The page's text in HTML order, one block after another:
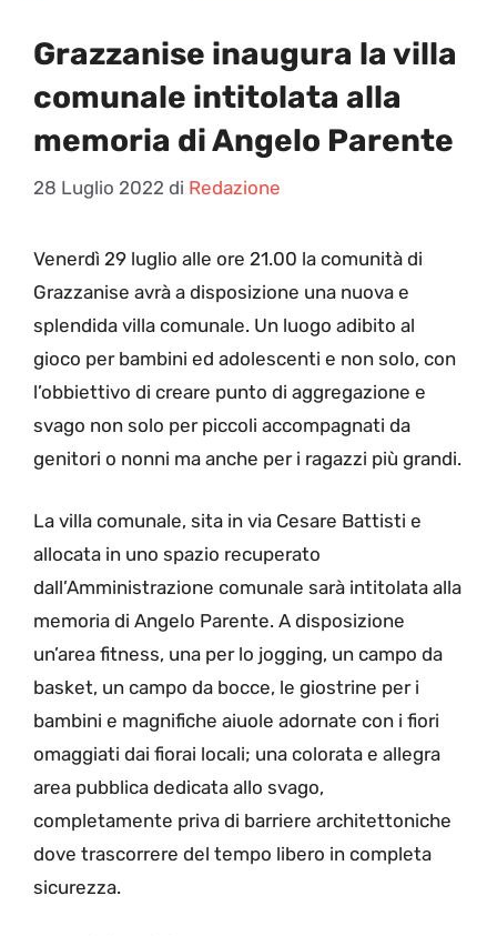
Grazzanise inaugura la villa
comunale intitolata alla
memoria di Angelo Parente
28 Luglio 2022 di Redazione
Venerdì 29 luglio alle ore 21.00 la comunità di
Grazzanise avrà a disposizione una nuova e
splendida villa comunale. Un luogo adibito al
gioco per bambini ed adolescenti e non solo, con
l’obbiettivo di creare punto di aggregazione e
svago non solo per piccoli accompagnati da
genitori o nonni ma anche per i ragazzi più grandi.
La villa comunale, sita in via Cesare Battisti e
allocata in uno spazio recuperato
dall’Amministrazione comunale sarà intitolata alla
memoria di Angelo Parente. A disposizione
un’area fitness, una per lo jogging, un campo da
basket, un campo da bocce, le giostrine per i
bambini e magnifiche aiuole adornate con i fiori
omaggiati dai fiorai locali; una colorata e allegra
area pubblica dedicata allo svago,
completamente priva di barriere architettoniche
dove trascorrere del tempo libero in completa
sicurezza.